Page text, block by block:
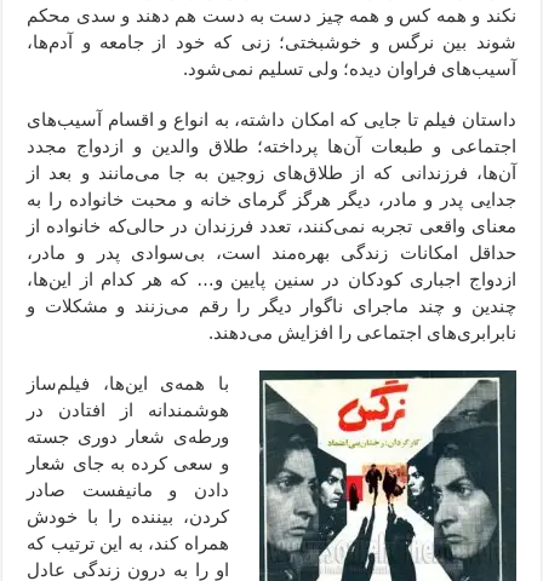
نکند و همه کس و همه چیز دست به دست هم دهند و سدی محکم
شوند بین نرگس و خوشبختی؛ زنی که خود از جامعه و آدم‌ها،
آسیب‌های فراوان دیده؛ ولی تسلیم نمی‌شود.
داستان فیلم تا جایی که امکان داشته، به انواع و اقسام آسیب‌های
اجتماعی و طبعات آن‌ها پرداخته؛ طلاق والدین و ازدواج مجدد
آن‌ها، فرزندانی که از طلاق‌های زوجین به جا می‌مانند و بعد از
جدایی پدر و مادر، دیگر هرگز گرمای خانه و محبت خانواده را به
معنای واقعی تجربه نمی‌کنند، تعدد فرزندان در حالی‌که خانواده از
حداقل امکانات زندگی بهره‌مند است، بی‌سوادی پدر و مادر،
ازدواج اجباری کودکان در سنین پایین و… که هر کدام از این‌ها،
چندین و چند ماجرای ناگوار دیگر را رقم می‌زنند و مشکلات و
نابرابری‌های اجتماعی را افزایش می‌دهند.
با همه‌ی این‌ها، فیلم‌ساز
هوشمندانه از افتادن در
ورطه‌ی شعار دوری جسته
و سعی کرده به جای شعار
دادن و مانیفست صادر
کردن، بیننده را با خودش
همراه کند، به این ترتیب که
او را به درون زندگی عادل